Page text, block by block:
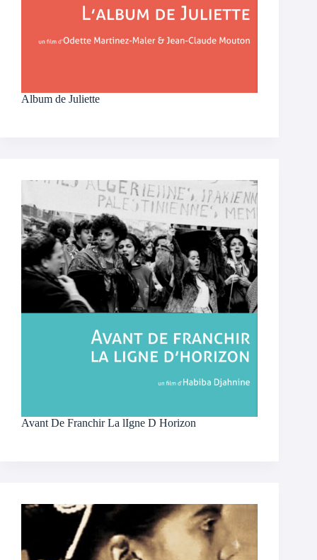
Album de Juliette
Avant De Franchir La lIgne D Horizon